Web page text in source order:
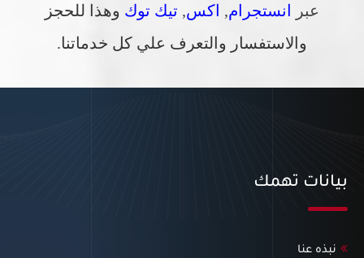
عبر
انستجرام, اكس, تيك توك وهذا للحجز
والاستفسار والتعرف علي كل خدماتنا.
بيانات تهمك
نبذه عنا